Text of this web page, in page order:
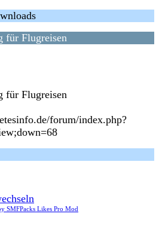
für Flugreisen
für Flugreisen
forum/index.php?
SMFPacks Likes Pro Mod